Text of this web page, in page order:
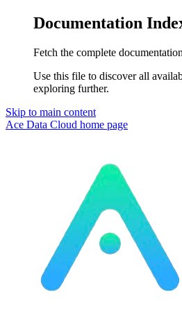
Documentation
Fetch the complete
Use this file to discover all
exploring further.
Skip to main content
Ace Data Cloud home page